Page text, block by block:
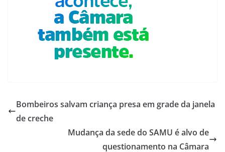
Bombeiros salvam criança presa em grade da janela
de creche
Mudança da sede do SAMU é alvo de
questionamento na Câmara